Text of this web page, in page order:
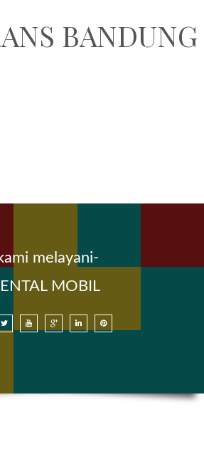
BANDUNG
adalah perusahaan penyedia jasa sewa
BERANDA
BUS DI BANDUNG
melayani-
MOBIL